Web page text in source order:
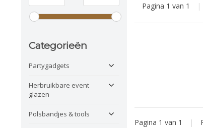
Categorieën
Partygadgets
Herbruikbare event
glazen
Polsbandjes & tools
Pagina 1 van 1 |
Pagina 1 van 1 |